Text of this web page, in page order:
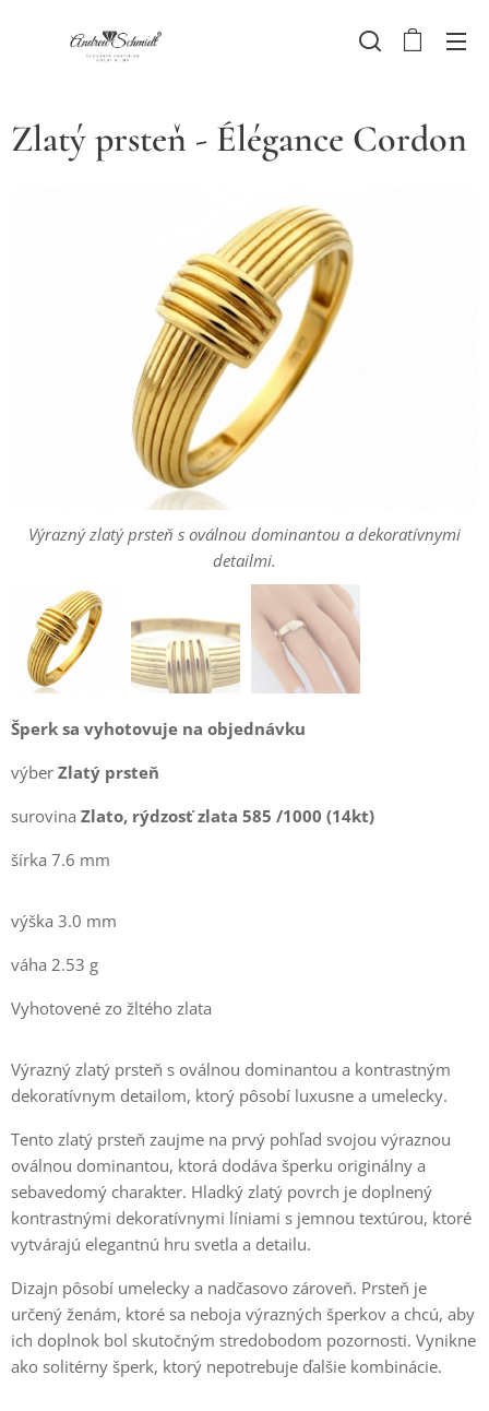
Zlatý prsteň - Élégance Cordon
Výrazný zlatý prsteň s oválnou dominantou a dekoratívnymi
detailmi.
Výrazný zlatý prsteň s oválnou dominantou a dekoratívnymi
detailmi.
Výrazný zlatý prsteň s oválnou dominantou a dekoratívnymi
detailmi.
Šperk sa vyhotovuje na objednávku
výber Zlatý prsteň
surovina Zlato, rýdzosť zlata 585 /1000 (14kt)
šírka 7.6 mm
výška 3.0 mm
váha 2.53 g
Vyhotovené zo žltého zlata
Výrazný zlatý prsteň s oválnou dominantou a kontrastným
dekoratívnym detailom, ktorý pôsobí luxusne a umelecky.
Tento zlatý prsteň zaujme na prvý pohľad svojou výraznou
oválnou dominantou, ktorá dodáva šperku originálny a
sebavedomý charakter. Hladký zlatý povrch je doplnený
kontrastnými dekoratívnymi líniami s jemnou textúrou, ktoré
vytvárajú elegantnú hru svetla a detailu.
Dizajn pôsobí umelecky a nadčasovo zároveň. Prsteň je
určený ženám, ktoré sa neboja výrazných šperkov a chcú, aby
ich doplnok bol skutočným stredobodom pozornosti. Vynikne
ako solitérny šperk, ktorý nepotrebuje ďalšie kombinácie.